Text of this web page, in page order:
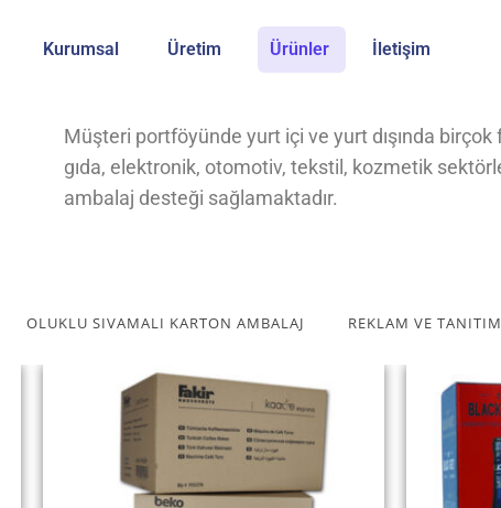
Kurumsal Üretim Ürünler İletişim
Müşteri portföyünde yurt içi ve yurt dışında
gıda, elektronik, otomotiv, tekstil, kozmetik
ambalaj desteği sağlamaktadır.
OLUKLU SIVAMALI KARTON AMBALAJ REKLAM VE